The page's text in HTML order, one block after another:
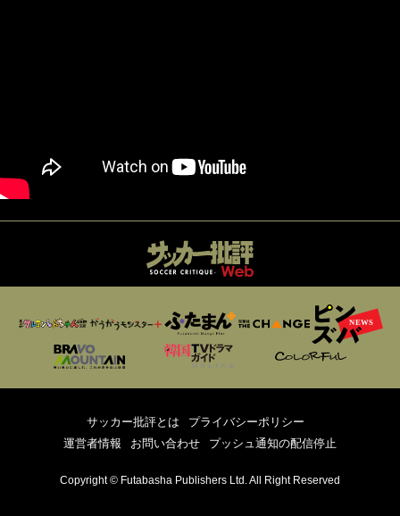
サッカー批評とは
プライバシーポリシー
運営者情報
お問い合わせ プッシュ通知の配信停止
Copyright © Futabasha Publishers Ltd. All Right Reserved